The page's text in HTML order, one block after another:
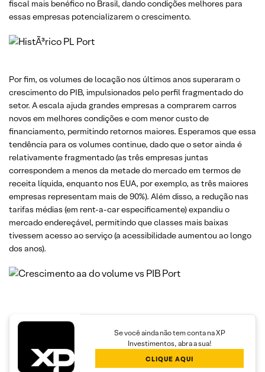
fiscal mais benéfico no Brasil, dando condições melhores para
essas empresas potencializarem o crescimento.
Por fim, os volumes de locação nos últimos anos superaram o
crescimento do PIB, impulsionados pelo perfil fragmentado do
setor. A escala ajuda grandes empresas a comprarem carros
novos em melhores condições e com menor custo de
financiamento, permitindo retornos maiores. Esperamos que essa
tendência para os volumes continue, dado que o setor ainda é
relativamente fragmentado (as três empresas juntas
correspondem a menos da metade do mercado em termos de
receita líquida, enquanto nos EUA, por exemplo, as três maiores
empresas representam mais de 90%). Além disso, a redução nas
tarifas médias (em rent-a-car especificamente) expandiu o
mercado endereçável, permitindo que classes mais baixas
tivessem acesso ao serviço (a acessibilidade aumentou ao longo
dos anos).
Se você ainda não tem conta na XP
Investimentos, abra a sua!
CLIQUE AQUI